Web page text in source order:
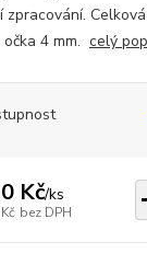
zpracování.
4 mm. celý
Kč/ks
bez DPH